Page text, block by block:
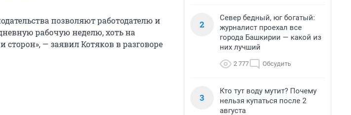
позволяют работодателю и
рабочую неделю, хоть на
— заявил Котяков в разговоре
2
Север бедный, юг богатый:
журналист проехал все
города Башкирии — какой из
них лучший
2 777 Обсудить
3
Кто тут воду мутит? Почему
нельзя купаться после 2
августа